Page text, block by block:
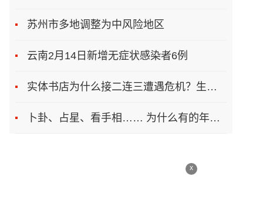
苏州市多地调整为中风险地区
云南2月14日新增无症状感染者6例
实体书店为什么接二连三遭遇危机？生存之道在哪
卜卦、占星、看手相…… 为什么有的年轻人总想算一卦
x